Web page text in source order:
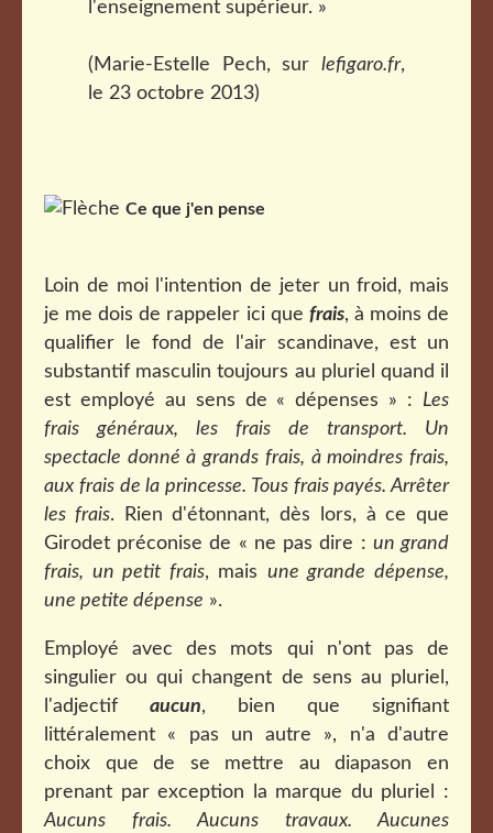
l'enseignement supérieur. »
(Marie-Estelle Pech, sur lefigaro.fr,
le 23 octobre 2013)
Ce que j'en pense
Loin de moi l'intention de jeter un froid, mais
je me dois de rappeler ici que frais, à moins de
qualifier le fond de l'air scandinave, est un
substantif masculin toujours au pluriel quand il
est employé au sens de « dépenses » : Les
frais généraux, les frais de transport. Un
spectacle donné à grands frais, à moindres frais,
aux frais de la princesse. Tous frais payés. Arrêter
les frais. Rien d'étonnant, dès lors, à ce que
Girodet préconise de « ne pas dire : un grand
frais, un petit frais, mais une grande dépense,
une petite dépense ».
Employé avec des mots qui n'ont pas de
singulier ou qui changent de sens au pluriel,
l'adjectif aucun, bien que signifiant
littéralement « pas un autre », n'a d'autre
choix que de se mettre au diapason en
prenant par exception la marque du pluriel :
Aucuns frais.Aucuns travaux. Aucunes